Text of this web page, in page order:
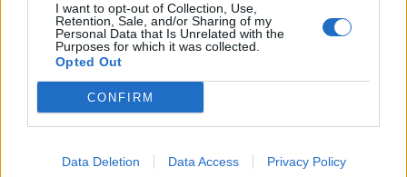
I want to opt-out of Collection, Use,
Retention, Sale, and/or Sharing of my
Personal Data that Is Unrelated with the
Purposes for which it was collected.
Opted Out
CONFIRM
Data Deletion Data Access Privacy Policy
A legidegesítőbb kifejezések laza
gyűjteménye
Elyna Robbs: Adéle és az örökölt árnyak